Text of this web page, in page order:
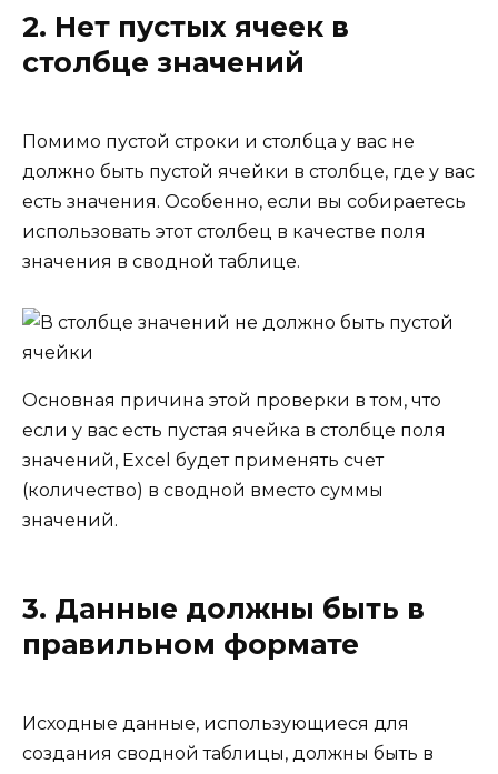
2. Нет пустых ячеек в
столбце значений
Помимо пустой строки и столбца у вас не
должно быть пустой ячейки в столбце, где у вас
есть значения. Особенно, если вы собираетесь
использовать этот столбец в качестве поля
значения в сводной таблице.
Основная причина этой проверки в том, что
если у вас есть пустая ячейка в столбце поля
значений, Excel будет применять счет
(количество) в сводной вместо суммы
значений.
3. Данные должны быть в
правильном формате
Исходные данные, использующиеся для
создания сводной таблицы, должны быть в